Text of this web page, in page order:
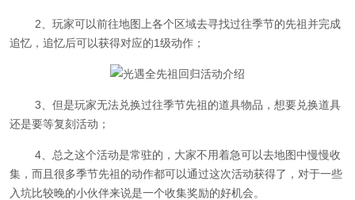
2、玩家可以前往地图上各个区域去寻找过往季节的先祖并完成
追忆，追忆后可以获得对应的1级动作；
3、但是玩家无法兑换过往季节先祖的道具物品，想要兑换道具
还是要等复刻活动；
4、总之这个活动是常驻的，大家不用着急可以去地图中慢慢收
集，而且很多季节先祖的动作都可以通过这次活动获得了，对于一些
入坑比较晚的小伙伴来说是一个收集奖励的好机会。